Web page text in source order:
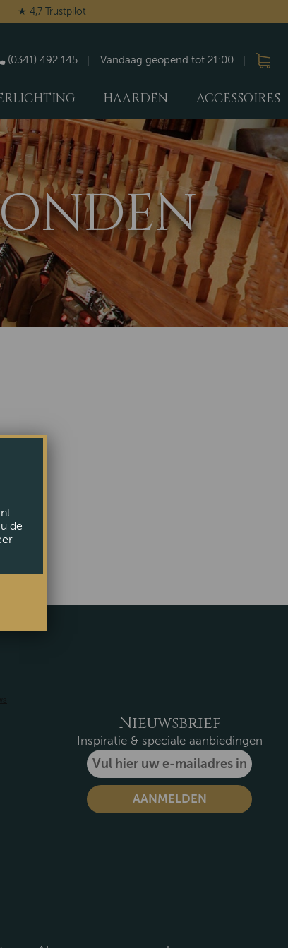
★ 4,7 Trustpilot
Vandaag geopend tot 21:00
(0341) 492 145
HAARDEN ACCESSOIRES
Nieuwsbrief
Inspiratie & speciale aanbiedingen
de